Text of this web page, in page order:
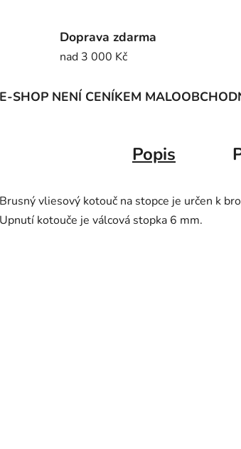
Doprava zdarma
nad 3 000 Kč
E-SHOP NENÍ CENÍKEM
Popis
Brusný vliesový kotouč na stopce je určen k
Upnutí kotouče je válcová stopka 6 mm.